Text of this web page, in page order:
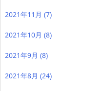
2021年11月 (7)
2021年10月 (8)
2021年9月 (8)
2021年8月 (24)